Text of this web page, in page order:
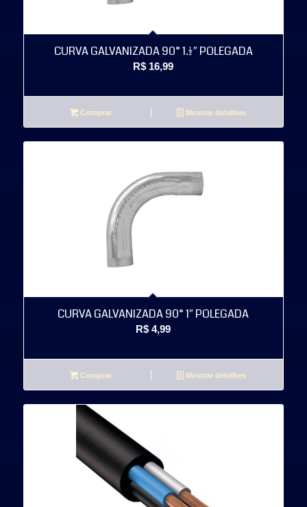
CURVA GALVANIZADA 90° 1.1/2″ POLEGADA
R$ 16,99
Comprar Mostrar detalhes
CURVA GALVANIZADA 90° 1″ POLEGADA
R$ 4,99
Comprar Mostrar detalhes